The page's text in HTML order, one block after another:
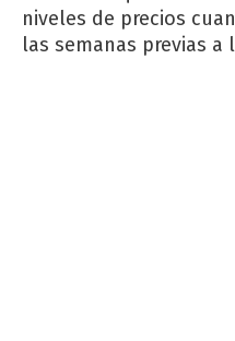
niveles de precios
las semanas previas a